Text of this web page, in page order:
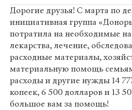
Дорогие друзья! С марта по
инициативная группа
потратила на необходимые
лекарства, лечение,
расходные материалы,
материальную помощь
расходы и другие нужды 14
копеек, 6 500 долларов и 13
большое вам за помощь!